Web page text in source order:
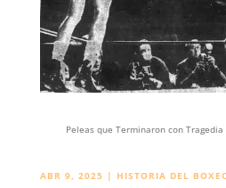
Peleas que Terminaron con Tragedia
ABR 9, 2025 | HISTORIA DEL